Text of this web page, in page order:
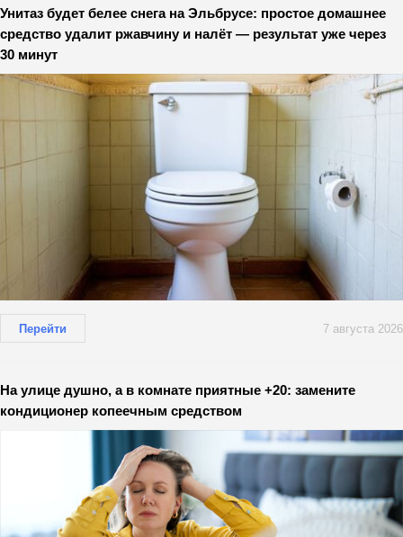
Унитаз будет белее снега на Эльбрусе: простое домашнее
средство удалит ржавчину и налёт — результат уже через
30 минут
Перейти 7 августа 2026
На улице душно, а в комнате приятные +20: замените
кондиционер копеечным средством